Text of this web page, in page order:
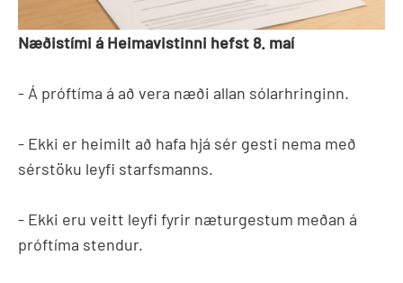
Næðistími á Heimavistinni hefst 8. maí
- Á próftíma á að vera næði allan sólarhringinn.
- Ekki er heimilt að hafa hjá sér gesti nema með
sérstöku leyfi starfsmanns.
- Ekki eru veitt leyfi fyrir næturgestum meðan á
próftíma stendur.